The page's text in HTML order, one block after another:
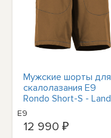
Мужские шорты для
скалолазания E9
Rondo Short-S - Land
E9
12 990 ₽